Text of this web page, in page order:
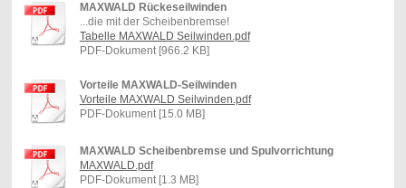
MAXWALD Rückeseilwinden
...die mit der Scheibenbremse!
Tabelle MAXWALD Seilwinden.pdf
PDF-Dokument [966.2 KB]
Vorteile MAXWALD-Seilwinden
Vorteile MAXWALD Seilwinden.pdf
PDF-Dokument [15.0 MB]
MAXWALD Scheibenbremse und Spulvorrichtung
MAXWALD.pdf
PDF-Dokument [1.3 MB]